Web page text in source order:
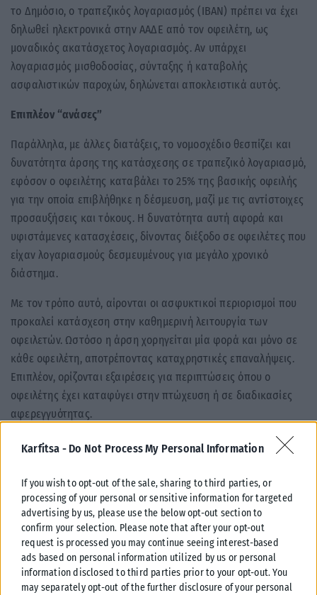
Karfitsa - Do Not Process My Personal Information
If you wish to opt-out of the sale, sharing to third parties, or
processing of your personal or sensitive information for targeted
advertising by us, please use the below opt-out section to
confirm your selection. Please note that after your opt-out
request is processed you may continue seeing interest-based
ads based on personal information utilized by us or personal
information disclosed to third parties prior to your opt-out. You
may separately opt-out of the further disclosure of your personal
το Δημόσιο, ο τραπεζικός λογαριασμός (ΙΒΑΝ) πρέπει να έχει
δηλωθεί ηλεκτρονικά στην ΑΑΔΕ από τον οφειλέτη, ως
μοναδικός ακατάσχετος λογαριασμός. Αν υπάρχει
λογαριασμός μισθοδοσίας, σύνταξης ή καταβολής
ασφαλιστικών παροχών, δηλώνεται αποκλειστικά αυτός.
Επιπλέον “ανάσες”
Παράλληλα, με άλλες διατάξεις, το νομοσχέδιο θεσπίζει και
δυνατότητα άρσης της κατάσχεσης σε τραπεζικό λογαριασμό,
εφόσον ο οφειλέτης καταβάλει το 25% της βασικής οφειλής
για την οποία επιβλήθηκε η δέσμευση, μαζί με τις αντίστοιχες
προσαυξήσεις και τόκους. Η δυνατότητα αυτή αφορά και
υφιστάμενες κατασχέσεις, δίνοντας διέξοδο σε οφειλέτες που
είχαν λογαριασμούς δεσμευμένους για μεγάλο χρονικό
διάστημα.
Με τον τρόπο αυτό, αίρονται οι ασφυκτικοί περιορισμοί που
προκαλεί κατάσχεση στην καθημερινή λειτουργία των
οφειλετών. Ωστόσο η άρση χορηγείται μία φορά και μόνο σε
κάθε οφειλέτη, αποτρέποντας καταχρηστικές επαναλήψεις.
Επιπλέον, ορίζονται εξαιρέσεις για περιπτώσεις όπου ο
οφειλέτης έχει καταφύγει στην πτώχευση ή σε διαδικασίες
αφερεγγυότητας.
Ξεχωριστή πρόβλεψη εισάγεται με το πολυνομοσχέδιο και για
χαρακτηρίζονται ρητά ανεκχώρητες, ακατάσχετες και μη
συμψηφιζόμενες με οφειλές προς το Δημόσιο, ασφαλιστικά
ταμεία, ΟΤΑ και πιστωτικά ιδρύματα, κατά παρέκκλιση κάθε
γενικής ή ειδικής διάταξης.
Tags: κατασχέσεις